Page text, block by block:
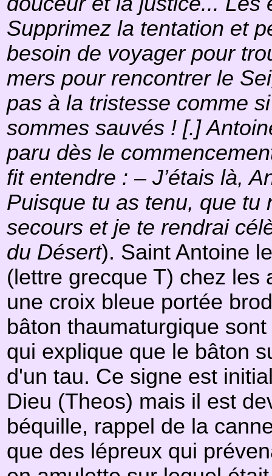
Supprimez la tentation et
besoin de voyager pour
mers pour rencontrer le
pas à la tristesse comme
sommes sauvés ! [.]
paru dès le
fit entendre : – J’étais là,
Puisque tu as tenu, que tu
secours et je te rendrai
du Désert). Saint Antoine
(lettre grecque T) chez les
une croix bleue portée
bâton thaumaturgique
qui explique que le bâton
d'un tau. Ce signe est
Dieu (Theos) mais il est
béquille, rappel de la
que des lépreux qui